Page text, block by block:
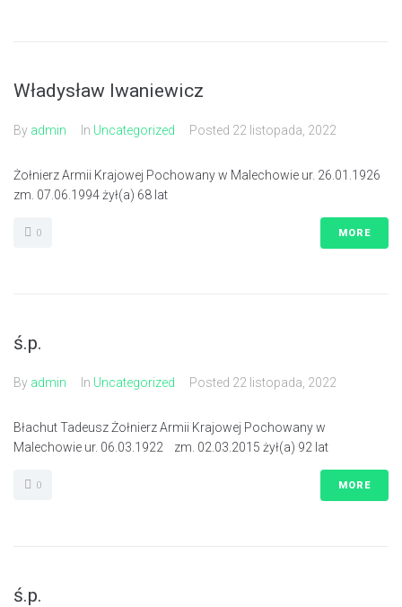
Władysław Iwaniewicz
By admin In Uncategorized Posted 22 listopada, 2022
Żołnierz Armii Krajowej Pochowany w Malechowie ur. 26.01.1926
zm. 07.06.1994 żył(a) 68 lat
0 MORE
ś.p.
By admin In Uncategorized Posted 22 listopada, 2022
Błachut Tadeusz Żołnierz Armii Krajowej Pochowany w
Malechowie ur. 06.03.1922 zm. 02.03.2015 żył(a) 92 lat
0 MORE
ś.p.